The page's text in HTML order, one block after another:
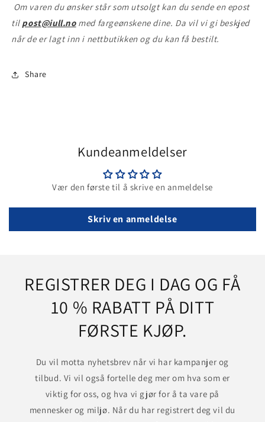
Om varen du ønsker står som utsolgt kan du sende en epost
til post@iull.nomed fargeønskene dine. Da vil vi gi beskjed
når de er lagt inn i nettbutikken og du kan få bestilt.
Share
Kundeanmeldelser
Vær den første til å skrive en anmeldelse
Skriv en anmeldelse
REGISTRER DEG I DAG OG FÅ
10 % RABATT PÅ DITT
FØRSTE KJØP.
Du vil motta nyhetsbrev når vi har kampanjer og
tilbud. Vi vil også fortelle deg mer om hva som er
viktig for oss, og hva vi gjør for å ta vare på
mennesker og miljø. Når du har registrert deg vil du